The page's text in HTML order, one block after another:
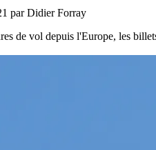
par Didier Forray
de vol depuis l'Europe, les